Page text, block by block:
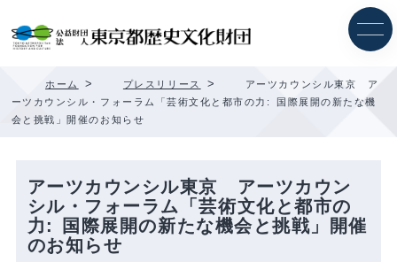
ホーム > プレスリリース >
アーツカウンシル東京 ア
ーツカウンシル・フォーラム「芸術文化と都市の力: 国際展開の新たな機
会と挑戦」開催のお知らせ
アーツカウンシル東京 アーツカウン
シル・フォーラム「芸術文化と都市の
力: 国際展開の新たな機会と挑戦」開催
のお知らせ